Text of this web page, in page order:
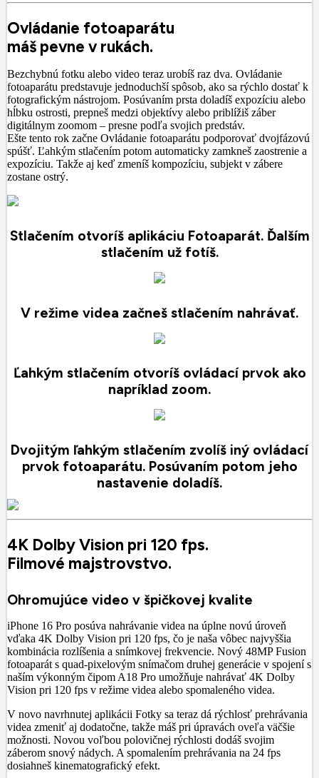
Ovládanie fotoaparátu
máš pevne v rukách.
Bezchybnú fotku alebo video teraz urobíš raz dva. Ovládanie
fotoaparátu predstavuje jednoduchší spôsob, ako sa rýchlo dostať k
fotografickým nástrojom. Posúvaním prsta doladíš expozíciu alebo
hĺbku ostrosti, prepneš medzi objektívy alebo priblížiš záber
digitálnym zoomom – presne podľa svojich predstáv.
Ešte tento rok začne Ovládanie fotoaparátu podporovať dvojfázovú
spúšť. Ľahkým stlačením potom automaticky zamkneš zaostrenie a
expozíciu. Takže aj keď zmeníš kompozíciu, subjekt v zábere
zostane ostrý.
Stlačením otvoríš aplikáciu Fotoaparát. Ďalším
stlačením už fotíš.
V režime videa začneš stlačením nahrávať.
Ľahkým stlačením otvoríš ovládací prvok ako
napríklad zoom.
Dvojitým ľahkým stlačením zvolíš iný ovládací
prvok fotoaparátu. Posúvaním potom jeho
nastavenie doladíš.
4K Dolby Vision pri 120 fps.
Filmové majstrovstvo.
Ohromujúce video v špičkovej kvalite
iPhone 16 Pro posúva nahrávanie videa na úplne novú úroveň
vďaka 4K Dolby Vision pri 120 fps, čo je naša vôbec najvyššia
kombinácia rozlíšenia a snímkovej frekvencie. Nový 48MP Fusion
fotoaparát s quad-pixelovým snímačom druhej generácie v spojení s
naším výkonným čipom A18 Pro umožňuje nahrávať 4K Dolby
Vision pri 120 fps v režime videa alebo spomaleného videa.
V novo navrhnutej aplikácii Fotky sa teraz dá rýchlosť prehrávania
videa zmeniť aj dodatočne, takže máš pri úpravách oveľa väčšie
možnosti. Novou voľbou polovičnej rýchlosti dodáš svojim
záberom snový nádych. A spomalením prehrávania na 24 fps
dosiahneš kinematografický efekt.